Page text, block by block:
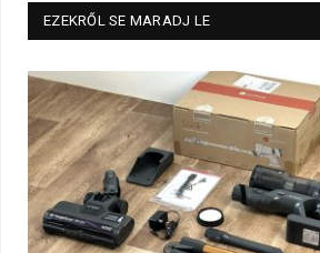
EZEKRŐL SE MARADJ LE